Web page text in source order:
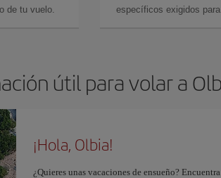
de tu vuelo.
específicos exigidos
útil para volar a
¡Hola, Olbia!
¿Quieres unas vacaciones de ensueño?